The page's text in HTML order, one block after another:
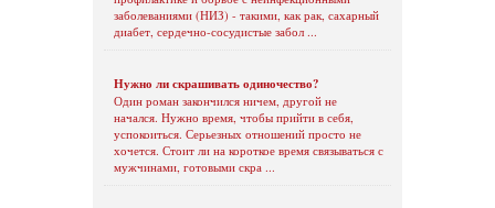
заболеваниями (НИЗ) - такими, как рак, сахарный
диабет, сердечно-сосудистые забол ...
Нужно ли скрашивать одиночество?
Один роман закончился ничем, другой не
начался. Нужно время, чтобы прийти в себя,
успокоиться. Серьезных отношений просто не
хочется. Стоит ли на короткое время связываться с
мужчинами, готовыми скра ...